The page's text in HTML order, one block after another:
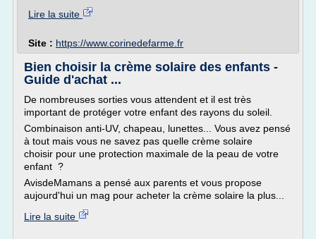
Lire la suite
Site : https://www.corinedefarme.fr
Bien choisir la crème solaire des enfants -
Guide d'achat ...
De nombreuses sorties vous attendent et il est très
important de protéger votre enfant des rayons du soleil.
Combinaison anti-UV, chapeau, lunettes... Vous avez pensé
à tout mais vous ne savez pas quelle crème solaire
choisir pour une protection maximale de la peau de votre
enfant ?
AvisdeMamans a pensé aux parents et vous propose
aujourd'hui un mag pour acheter la crème solaire la plus...
Lire la suite